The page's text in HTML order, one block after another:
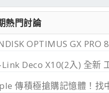
熱門討論